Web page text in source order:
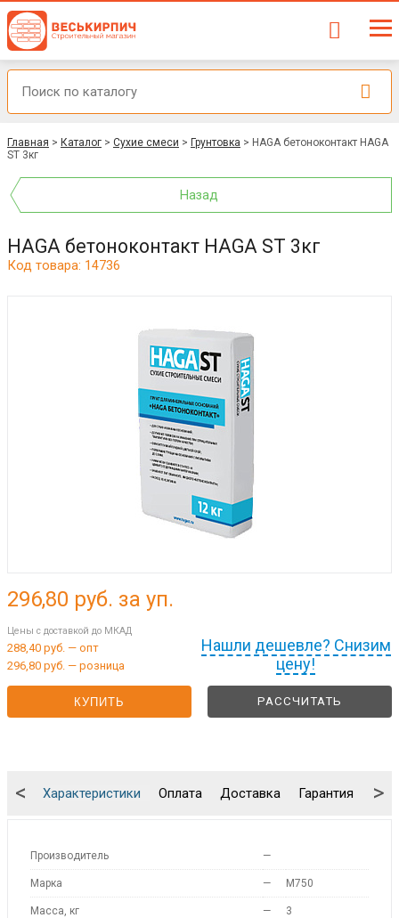
Главная > Каталог > Сухие смеси > Грунтовка > HAGA бетоноконтакт HAGA
ST 3кг
Назад
HAGA бетоноконтакт HAGA ST 3кг
Код товара: 14736
Нашли дешевле? Снизим
цену!
296,80 руб. за уп.
Цены с доставкой до МКАД
288,40 руб. — опт
296,80 руб. — розница
КУПИТЬ РАССЧИТАТЬ
Характеристики Оплата Доставка Гарантия
< >
Производитель —
Марка — M750
Масса, кг — 3